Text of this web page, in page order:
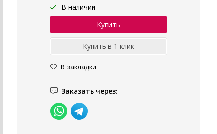
В наличии
В закладки
Заказать через: